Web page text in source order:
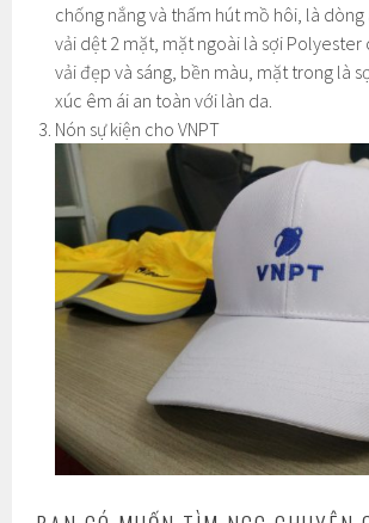
chống nắng và thấm hút mồ hôi, là
vải dệt 2 mặt, mặt ngoài là sợi Polyester
vải đẹp và sáng, bền màu, mặt trong là
xúc êm ái an toàn với làn da.
Nón sự kiện cho VNPT